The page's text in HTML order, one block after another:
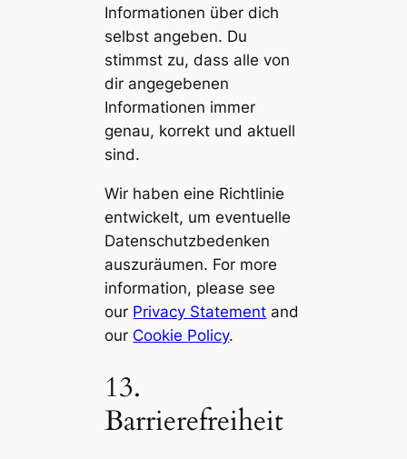
Informationen über dich
selbst angeben. Du
stimmst zu, dass alle von
dir angegebenen
Informationen immer
genau, korrekt und aktuell
sind.
Wir haben eine Richtlinie
entwickelt, um eventuelle
Datenschutzbedenken
auszuräumen. For more
information, please see
our Privacy Statement and
our Cookie Policy.
13.
Barrierefreiheit